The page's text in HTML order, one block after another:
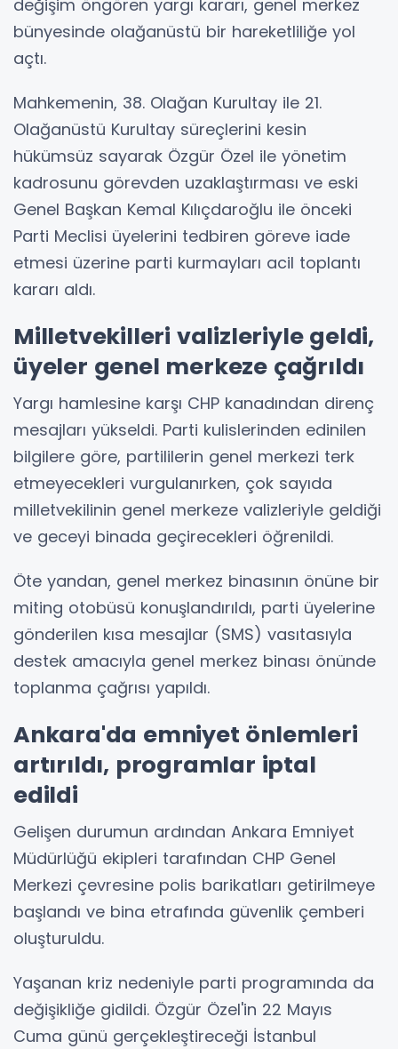
değişim öngören yargı kararı, genel merkez
bünyesinde olağanüstü bir hareketliliğe yol
açtı.
Mahkemenin, 38. Olağan Kurultay ile 21.
Olağanüstü Kurultay süreçlerini kesin
hükümsüz sayarak Özgür Özel ile yönetim
kadrosunu görevden uzaklaştırması ve eski
Genel Başkan Kemal Kılıçdaroğlu ile önceki
Parti Meclisi üyelerini tedbiren göreve iade
etmesi üzerine parti kurmayları acil toplantı
kararı aldı.
Milletvekilleri valizleriyle geldi,
üyeler genel merkeze çağrıldı
Yargı hamlesine karşı CHP kanadından direnç
mesajları yükseldi. Parti kulislerinden edinilen
bilgilere göre, partililerin genel merkezi terk
etmeyecekleri vurgulanırken, çok sayıda
milletvekilinin genel merkeze valizleriyle geldiği
ve geceyi binada geçirecekleri öğrenildi.
Öte yandan, genel merkez binasının önüne bir
miting otobüsü konuşlandırıldı, parti üyelerine
gönderilen kısa mesajlar (SMS) vasıtasıyla
destek amacıyla genel merkez binası önünde
toplanma çağrısı yapıldı.
Ankara'da emniyet önlemleri
artırıldı, programlar iptal
edildi
Gelişen durumun ardından Ankara Emniyet
Müdürlüğü ekipleri tarafından CHP Genel
Merkezi çevresine polis barikatları getirilmeye
başlandı ve bina etrafında güvenlik çemberi
oluşturuldu.
Yaşanan kriz nedeniyle parti programında da
değişikliğe gidildi. Özgür Özel'in 22 Mayıs
Cuma günü gerçekleştireceği İstanbul